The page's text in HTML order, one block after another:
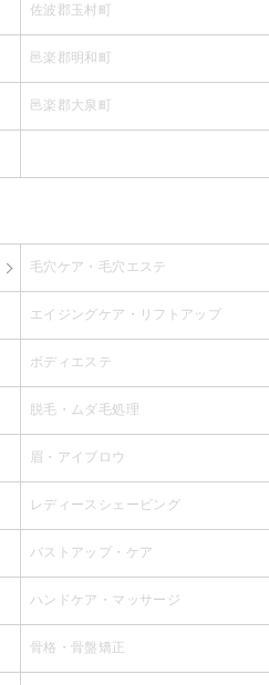
佐波郡玉村町
邑楽郡明和町
邑楽郡大泉町
毛穴ケア・毛穴エステ
エイジングケア・リフトアップ
ボディエステ
脱毛・ムダ毛処理
眉・アイブロウ
レディースシェービング
バストアップ・ケア
ハンドケア・マッサージ
骨格・骨盤矯正